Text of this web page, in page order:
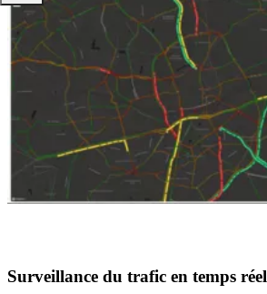
Surveillance du trafic en temps réel